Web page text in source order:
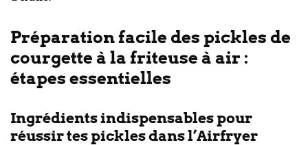
Préparation facile des pickles de
courgette à la friteuse à air :
étapes essentielles
Ingrédients indispensables pour
réussir tes pickles dans l’Airfryer